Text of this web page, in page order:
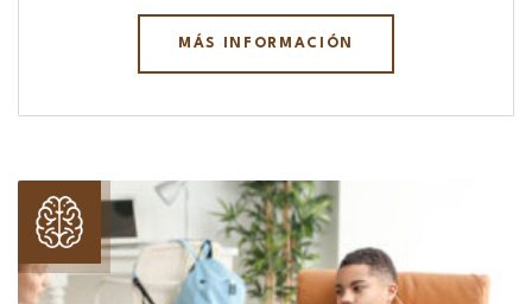
MÁS INFORMACIÓN